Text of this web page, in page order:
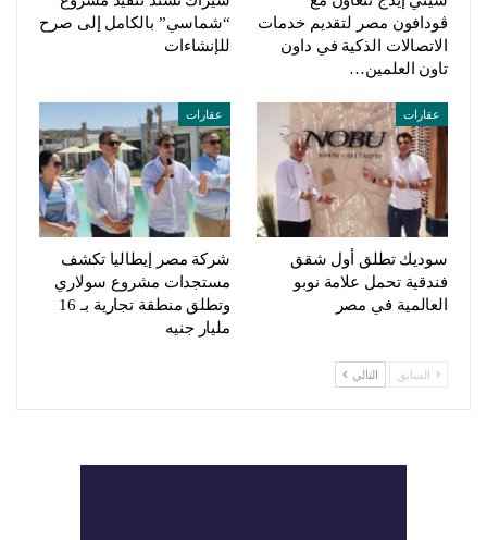
ڤودافون مصر لتقديم خدمات
الاتصالات الذكية في داون
تاون العلمين…
“شماسي” بالكامل إلى صرح
للإنشاءات
عقارات
سوديك تطلق أول شقق
فندقية تحمل علامة نوبو
العالمية في مصر
عقارات
شركة مصر إيطاليا تكشف
مستجدات مشروع سولاري
وتطلق منطقة تجارية بـ 16
مليار جنيه
السابق التالي